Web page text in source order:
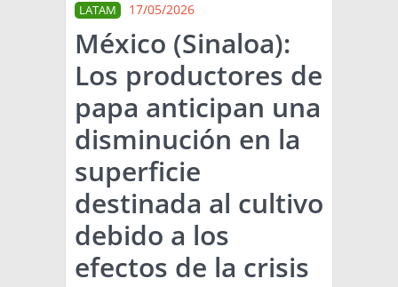
MERCADOS
NOTICIAS
EN ESPAÑOL
OTROS IDIOMAS
PRONÓSTICO
LLUVIAS
ARGENTINA
EL MUNDO
TÉCNICA
PRODUCCION
CLASIFICADOS
LATAM 17/05/2026
México (Sinaloa):
Los productores de
papa anticipan una
disminución en la
superficie
destinada al cultivo
debido a los
efectos de la crisis